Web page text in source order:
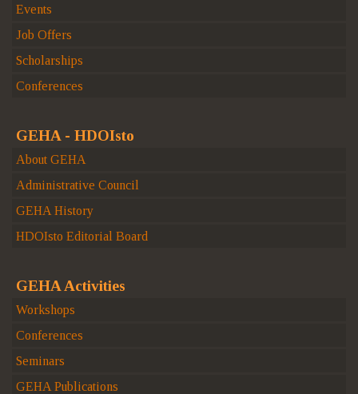
Events
Job Offers
Scholarships
Conferences
GEHA - HDOIsto
About GEHA
Administrative Council
GEHA History
HDOIsto Editorial Board
GEHA Activities
Workshops
Conferences
Seminars
GEHA Publications